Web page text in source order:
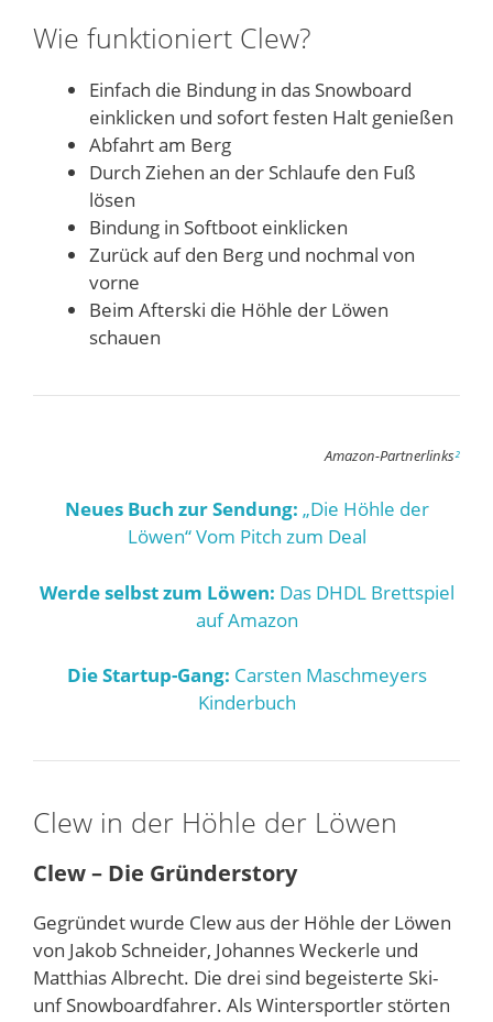
Wie funktioniert Clew?
Einfach die Bindung in das Snowboard
einklicken und sofort festen Halt genießen
Abfahrt am Berg
Durch Ziehen an der Schlaufe den Fuß
lösen
Bindung in Softboot einklicken
Zurück auf den Berg und nochmal von
vorne
Beim Afterski die Höhle der Löwen
schauen
Amazon-Partnerlinks²
Neues Buch zur Sendung: „Die Höhle der
Löwen“ Vom Pitch zum Deal
Werde selbst zum Löwen: Das DHDL Brettspiel
auf Amazon
Die Startup-Gang: Carsten Maschmeyers
Kinderbuch
Clew in der Höhle der Löwen
Clew – Die Gründerstory
Gegründet wurde Clew aus der Höhle der Löwen
von Jakob Schneider, Johannes Weckerle und
Matthias Albrecht. Die drei sind begeisterte Ski-
unf Snowboardfahrer. Als Wintersportler störten